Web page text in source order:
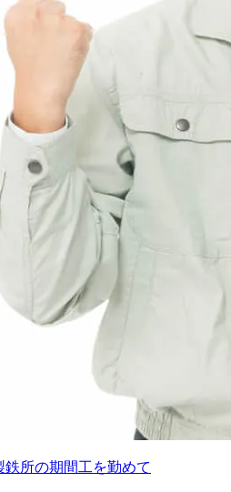
鉄所の期間工を勤めて